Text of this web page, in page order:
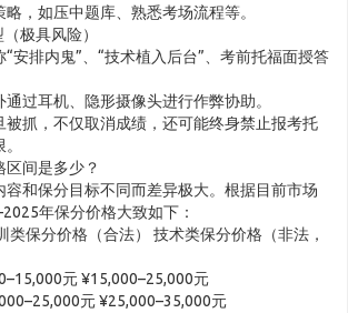
略，如压中题库、熟悉考场流程等。
极具风险）
“安排内鬼”、“技术植入后台”、考前托福面授答
过耳机、隐形摄像头进行作弊协助。
被抓，不仅取消成绩，还可能终身禁止报考托
区间是多少？
容和保分目标不同而差异极大。根据目前市场
年保分价格大致如下：
类保分价格（合法） 技术类保分价格（非法，
元 ¥15,000–25,000元
元 ¥25,000–35,000元